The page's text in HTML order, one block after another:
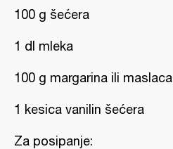
100 g šećera
1 dl mleka
100 g margarina ili maslaca
1 kesica vanilin šećera
Za posipanje: